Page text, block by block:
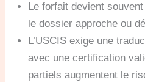
Le forfait devient
le dossier approche ou
L’USCIS exige une
avec une certification
partiels augmentent le